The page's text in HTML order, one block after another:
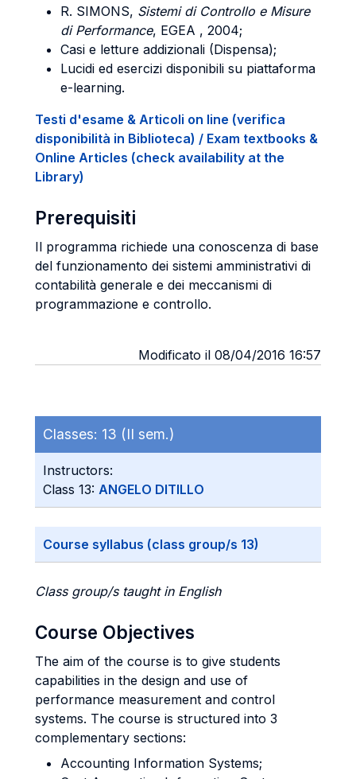
R. SIMONS, Sistemi di Controllo e Misure
di Performance, EGEA , 2004;
Casi e letture addizionali (Dispensa);
Lucidi ed esercizi disponibili su piattaforma
e-learning.
Testi d'esame & Articoli on line (verifica
disponibilità in Biblioteca) / Exam textbooks &
Online Articles (check availability at the
Library)
Prerequisiti
Il programma richiede una conoscenza di base
del funzionamento dei sistemi amministrativi di
contabilità generale e dei meccanismi di
programmazione e controllo.
Modificato il 08/04/2016 16:57
Classes: 13 (II sem.)
Instructors:
Class 13: ANGELO DITILLO
Course syllabus (class group/s 13)
Class group/s taught in English
Course Objectives
The aim of the course is to give students
capabilities in the design and use of
performance measurement and control
systems. The course is structured into 3
complementary sections:
Accounting Information Systems;